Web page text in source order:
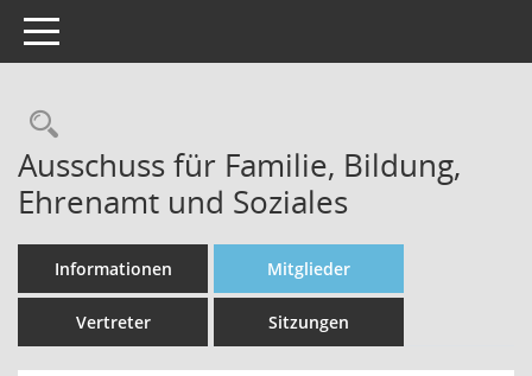
Toggle navigation
Rechercheauswahl
Ausschuss für Familie, Bildung,
Ehrenamt und Soziales
Informationen Mitglieder
Vertreter Sitzungen